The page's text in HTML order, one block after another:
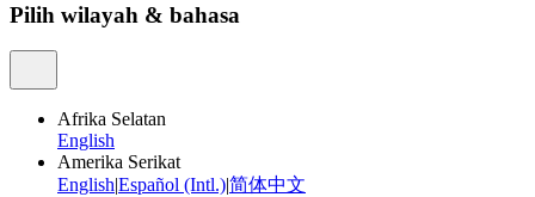
Pilih wilayah & bahasa
Afrika Selatan
English
Amerika Serikat
EnglishEspañol (Intl.)简体中文